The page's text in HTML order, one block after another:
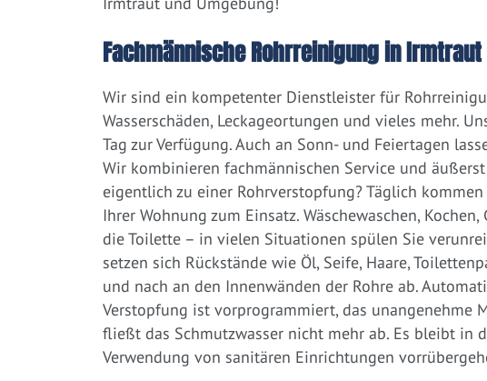
Fachmännische Rohrreinigung in Irmtraut
Wir sind ein kompetenter Dienstleister für
Wasserschäden, Leckageortungen und vieles mehr.
Tag zur Verfügung. Auch an Sonn- und Feiertagen
Wir kombinieren fachmännischen Service und
eigentlich zu einer Rohrverstopfung? Täglich
Ihrer Wohnung zum Einsatz. Wäschewaschen,
die Toilette – in vielen Situationen spülen Sie
setzen sich Rückstände wie Öl, Seife, Haare,
und nach an den Innenwänden der Rohre ab.
Verstopfung ist vorprogrammiert, das unangenehme
fließt das Schmutzwasser nicht mehr ab. Es bleibt in
Verwendung von sanitären Einrichtungen